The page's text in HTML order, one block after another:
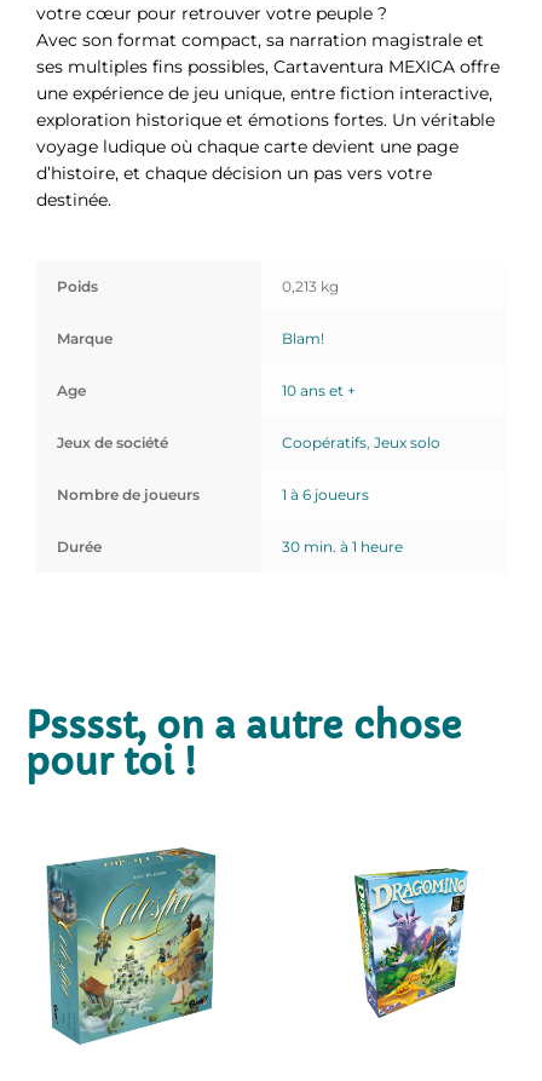
votre cœur pour retrouver votre peuple ?
Avec son format compact, sa narration magistrale et
ses multiples fins possibles, Cartaventura MEXICA offre
une expérience de jeu unique, entre fiction interactive,
exploration historique et émotions fortes. Un véritable
voyage ludique où chaque carte devient une page
d’histoire, et chaque décision un pas vers votre
destinée.
Poids 0,213 kg
Marque Blam!
Age 10 ans et +
Jeux de société Coopératifs, Jeux solo
Nombre de joueurs 1 à 6 joueurs
Durée 30 min. à 1 heure
Psssst, on a autre chose
pour toi !